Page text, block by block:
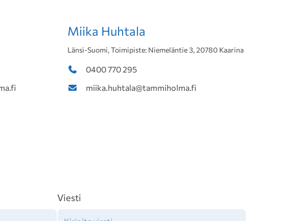
Miika Huhtala
Länsi-Suomi, Toimipiste: Niemeläntie 3, 20780 Kaarina
0400 770 295
miika.huhtala@tammiholma.fi
Viesti